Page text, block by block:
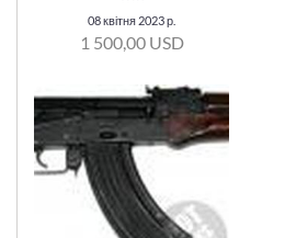
08 квітня 2023 р.
1 500,00 USD